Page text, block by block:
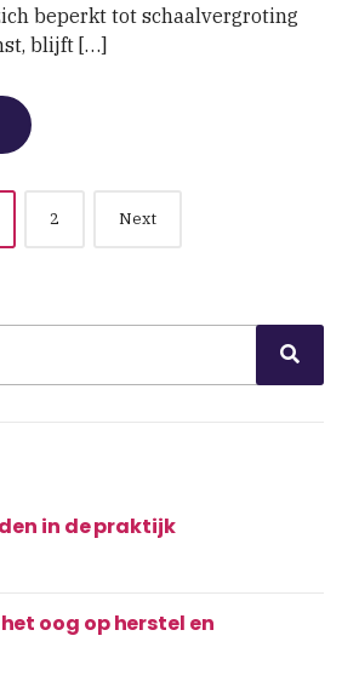
beperkt tot schaalvergroting
blijft […]
2 Next
in de praktijk
oog op herstel en